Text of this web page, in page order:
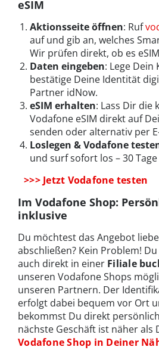
eSIM
Aktionsseite öffnen: Ruf
auf und gib an, welches
Wir prüfen direkt, ob es
Daten eingeben: Lege Dein
bestätige Deine Identität
Partner idNow.
eSIM erhalten: Lass Dir die
Vodafone eSIM direkt auf
senden oder alternativ per
Loslegen & Vodafone
und surf sofort los – 30
>>> Jetzt Vodafone testen
Im Vodafone Shop:
inklusive
Du möchtest das Angebot
abschließen? Kein Problem!
auch direkt in einer Filiale
unseren Vodafone Shops
unseren Partnern. Der
erfolgt dabei bequem vor Ort
bekommst Du direkt
nächste Geschäft ist näher als
Vodafone Shop in Deiner